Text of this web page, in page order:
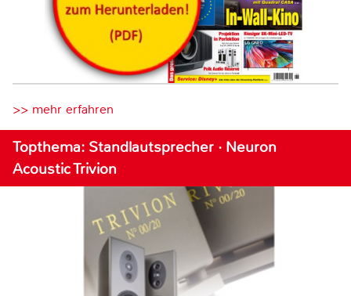
>> mehr erfahren
Topthema: Standlautsprecher · Neuron
Acoustic Trivion